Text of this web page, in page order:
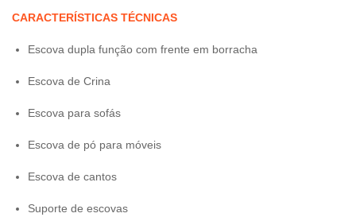
CARACTERÍSTICAS TÉCNICAS
Escova dupla função com frente em borracha
Escova de Crina
Escova para sofás
Escova de pó para móveis
Escova de cantos
Suporte de escovas